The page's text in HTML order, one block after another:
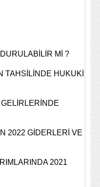
Mİ ?
TAHSİLİNDE HUKUKİ
2022 GİDERLERİ VE
2021